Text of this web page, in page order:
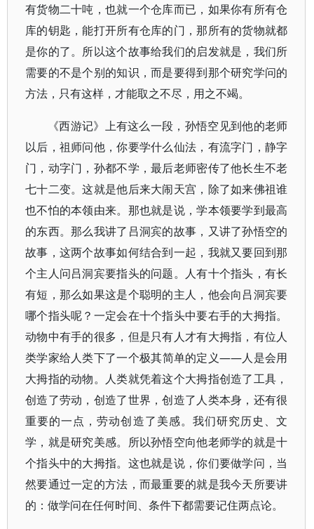
有货物二十吨，也就一个仓库而已，如果你有所有仓
库的钥匙，能打开所有仓库的门，那所有的货物就都
是你的了。所以这个故事给我们的启发就是，我们所
需要的不是个别的知识，而是要得到那个研究学问的
方法，只有这样，才能取之不尽，用之不竭。
《西游记》上有这么一段，孙悟空见到他的老师
以后，祖师问他，你要学什么仙法，有流字门，静字
门，动字门，孙都不学，最后老师密传了他长生不老
七十二变。这就是他后来大闹天宫，除了如来佛祖谁
也不怕的本领由来。那也就是说，学本领要学到最高
的东西。那么我讲了吕洞宾的故事，又讲了孙悟空的
故事，这两个故事如何结合到一起，我就又要回到那
个主人问吕洞宾要指头的问题。人有十个指头，有长
有短，那么如果这是个聪明的主人，他会向吕洞宾要
哪个指头呢？一定会在十个指头中要右手的大拇指。
动物中有手的很多，但是只有人才有大拇指，有位人
类学家给人类下了一个极其简单的定义——人是会用
大拇指的动物。人类就凭着这个大拇指创造了工具，
创造了劳动，创造了世界，创造了人类本身，还有很
重要的一点，劳动创造了美感。我们研究历史、文
学，就是研究美感。所以孙悟空向他老师学的就是十
个指头中的大拇指。这也就是说，你们要做学问，当
然要通过一定的方法，而最重要的就是我今天所要讲
的：做学问在任何时间、条件下都需要记住两点论。